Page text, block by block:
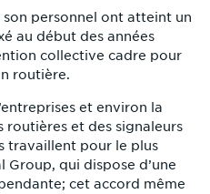
son personnel ont atteint un
au début des années
collective cadre pour
routière.
et environ la
routières et des signaleurs
travaillent pour le plus
qui dispose d’une
cet accord même